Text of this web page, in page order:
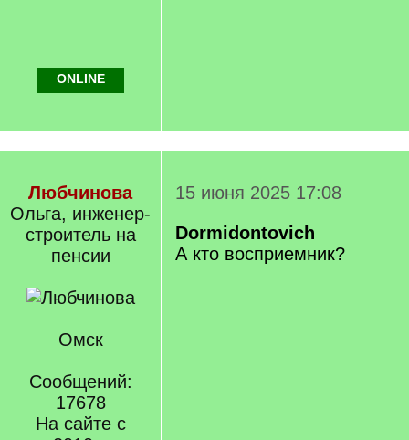
ONLINE
Любчинова
Ольга, инженер-
строитель на
пенсии
Омск
Сообщений:
17678
На сайте с
15 июня 2025 17:08
Dormidontovich
А кто восприемник?